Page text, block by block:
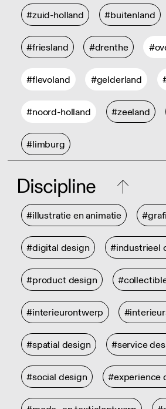
#zuid-holland #buitenland
#friesland #drenthe
#flevoland #gelderland
#noord-holland #zeeland
#limburg
Discipline
#illustratie en animatie
#digital design #industrieel
#product design
#interieurontwerp
#spatial design #service
#social design #experience